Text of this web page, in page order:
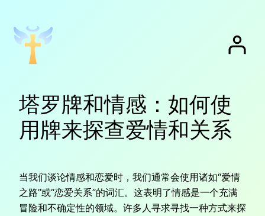
塔罗牌和情感：如何使
用牌来探查爱情和关系
当我们谈论情感和恋爱时，我们通常会使用诸如“爱情
之路”或“恋爱关系”的词汇。这表明了情感是一个充满
冒险和不确定性的领域。许多人寻求寻找一种方式来探